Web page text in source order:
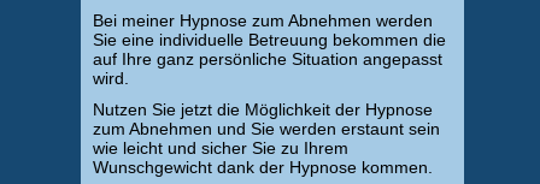
Bei meiner Hypnose zum Abnehmen werden
Sie eine individuelle Betreuung bekommen die
auf Ihre ganz persönliche Situation angepasst
wird.
Nutzen Sie jetzt die Möglichkeit der Hypnose
zum Abnehmen und Sie werden erstaunt sein
wie leicht und sicher Sie zu Ihrem
Wunschgewicht dank der Hypnose kommen.